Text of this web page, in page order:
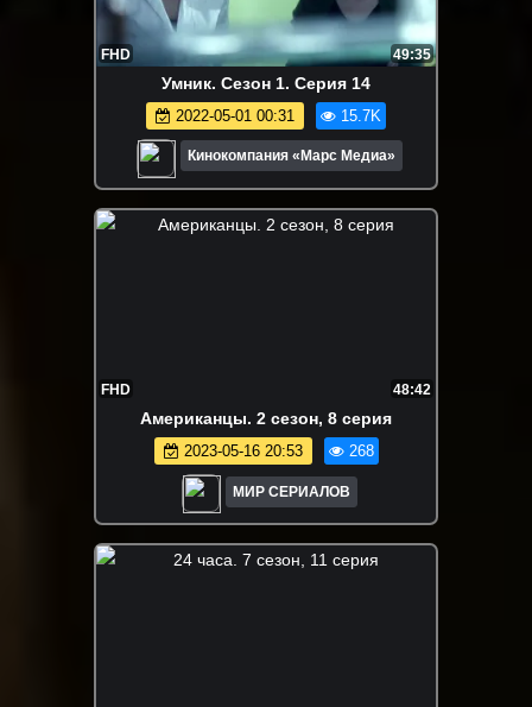
FHD 49:35
Умник. Сезон 1. Серия 14
2022-05-01 00:31 15.7K
Кинокомпания «Марс Медиа»
FHD 48:42
Aмepикaнцы. 2 сезон, 8 серия
2023-05-16 20:53 268
МИР СЕРИАЛОВ